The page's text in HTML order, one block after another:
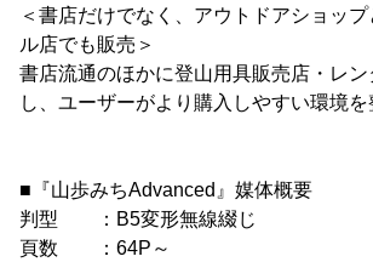
＜書店だけでなく、アウトドアショッ
ル店でも販売＞
書店流通のほかに登山用具販売店・レ
し、ユーザーがより購入しやすい環境を
■『山歩みちAdvanced』媒体概要
判型 ：B5変形無線綴じ
頁数 ：64P～